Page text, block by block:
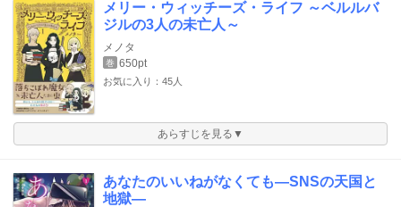
メリー・ウィッチーズ・ライフ ～ベルルバ
ジルの3人の未亡人～
メノタ
巻 650pt
お気に入り：45人
あらすじを見る▼
あなたのいいねがなくても―SNSの天国と
地獄―